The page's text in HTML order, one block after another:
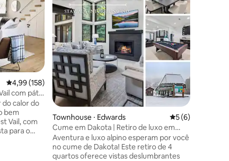
4,99 de uma avaliação média de 5, 158 avaliações
4,99 (158)
com pátio
do calor do
bem
Vail, com
para o
Townhouse ⋅ Edwards 5 de uma
5 (6)
Cume em Dakota | Retiro de luxo em
Arrowhead
Aventura e luxo alpino esperam por você
no cume de Dakota! Este retiro de 4
quartos oferece vistas deslumbrantes